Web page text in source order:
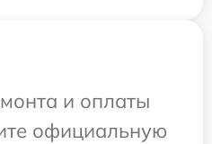
и оплаты
официальную